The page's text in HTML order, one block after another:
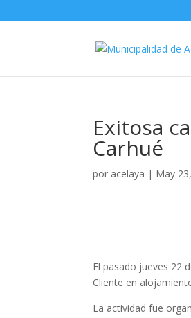
Exitosa
Carhué
por acelaya | May
El pasado jueves 22
Cliente en
La actividad fue